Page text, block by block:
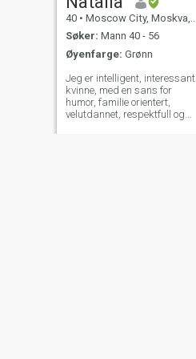
40 • Moscow City, Moskva, Russland
Søker: Mann 40 - 56
Øyenfarge: Grønn
Jeg er intelligent, interessant
kvinne, med en sans for
humor, familie orientert,
velutdannet, respektfull og